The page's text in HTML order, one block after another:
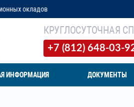
КРУГЛОСУТОЧНАЯ
+7 (812) 648-03-
ИНФОРМАЦИЯ ДОКУМЕНТЫ